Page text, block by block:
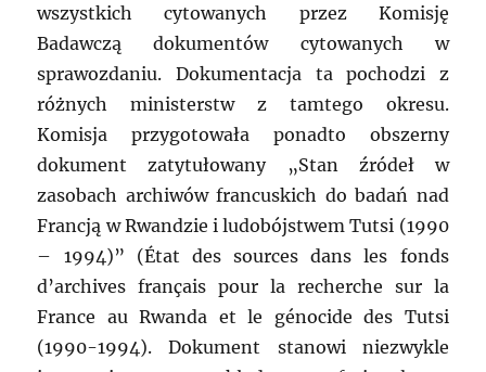
wszystkich cytowanych przez Komisję
Badawczą dokumentów cytowanych w
sprawozdaniu. Dokumentacja ta pochodzi z
różnych ministerstw z tamtego okresu.
Komisja przygotowała ponadto obszerny
dokument zatytułowany „Stan źródeł w
zasobach archiwów francuskich do badań nad
Francją w Rwandzie i ludobójstwem Tutsi (1990
– 1994)” (État des sources dans les fonds
d’archives français pour la recherche sur la
France au Rwanda et le génocide des Tutsi
(1990-1994). Dokument stanowi niezwykle